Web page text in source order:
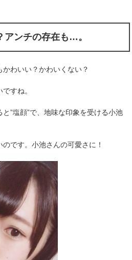
アンチの存在も…。
わいい？かわいくない？
すね。
”塩顔”で、地味な印象を受ける小池
です。小池さんの可愛さに！